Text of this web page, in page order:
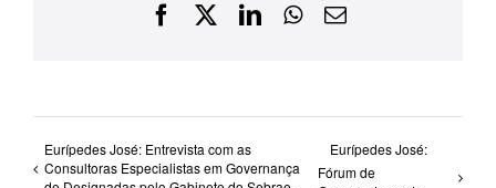
Facebook
X LinkedInWhatsApp
E-
Eurípedes José: Entrevista com as
Consultoras Especialistas em Governança
Eurípedes José:
Fórum de